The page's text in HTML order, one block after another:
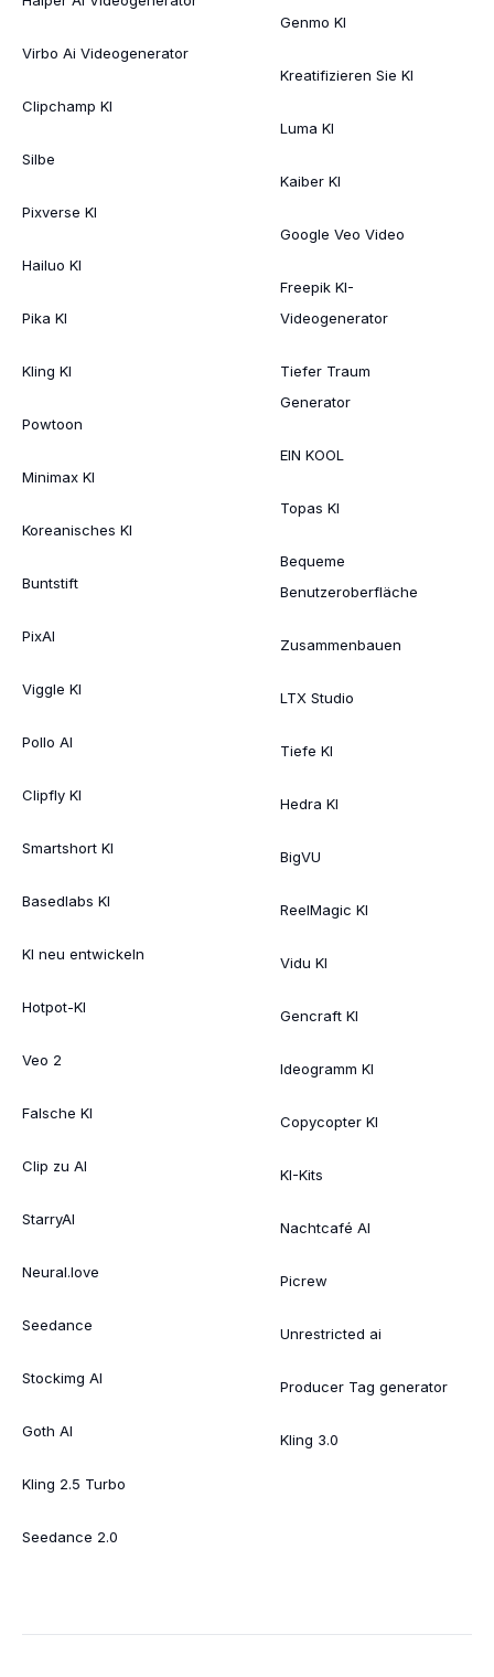
Virbo Ai Videogenerator
Clipchamp KI
Silbe
Pixverse KI
Hailuo KI
Pika KI
Kling KI
Powtoon
Minimax KI
Koreanisches KI
Buntstift
PixAI
Viggle KI
Pollo AI
Clipfly KI
Smartshort KI
Basedlabs KI
KI neu entwickeln
Hotpot-KI
Veo 2
Falsche KI
Clip zu AI
StarryAI
Neural.love
Seedance
Stockimg AI
Goth AI
Kling 2.5 Turbo
Seedance 2.0
Genmo KI
Kreatifizieren Sie KI
Luma KI
Kaiber KI
Google Veo Video
Freepik KI-
Videogenerator
Tiefer Traum
Generator
EIN KOOL
Topas KI
Bequeme
Benutzeroberfläche
Zusammenbauen
LTX Studio
Tiefe KI
Hedra KI
BigVU
ReelMagic KI
Vidu KI
Gencraft KI
Ideogramm KI
Copycopter KI
KI-Kits
Nachtcafé AI
Picrew
Unrestricted ai
Producer Tag generator
Kling 3.0